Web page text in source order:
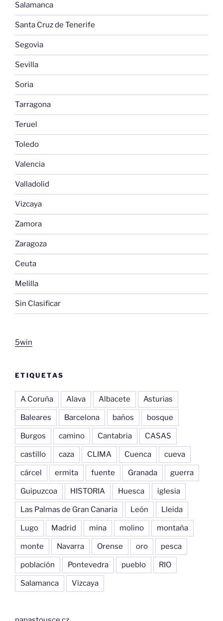
Salamanca
Santa Cruz de Tenerife
Segovia
Sevilla
Soria
Tarragona
Teruel
Toledo
Valencia
Valladolid
Vizcaya
Zamora
Zaragoza
Ceuta
Melilla
Sin Clasificar
5win
ETIQUETAS
A Coruña Alava Albacete Asturias
Baleares Barcelona baños bosque
Burgos camino Cantabria CASAS
castillo caza CLIMA Cuenca cueva
cárcel ermita fuente Granada guerra
Guipuzcoa HISTORIA Huesca iglesia
Las Palmas de Gran Canaria León Lleida
Lugo Madrid mina molino montaña
monte Navarra Orense oro pesca
población Pontevedra pueblo RIO
Salamanca Vizcaya